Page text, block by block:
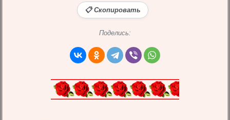
📋 Скопировать
Поделись: